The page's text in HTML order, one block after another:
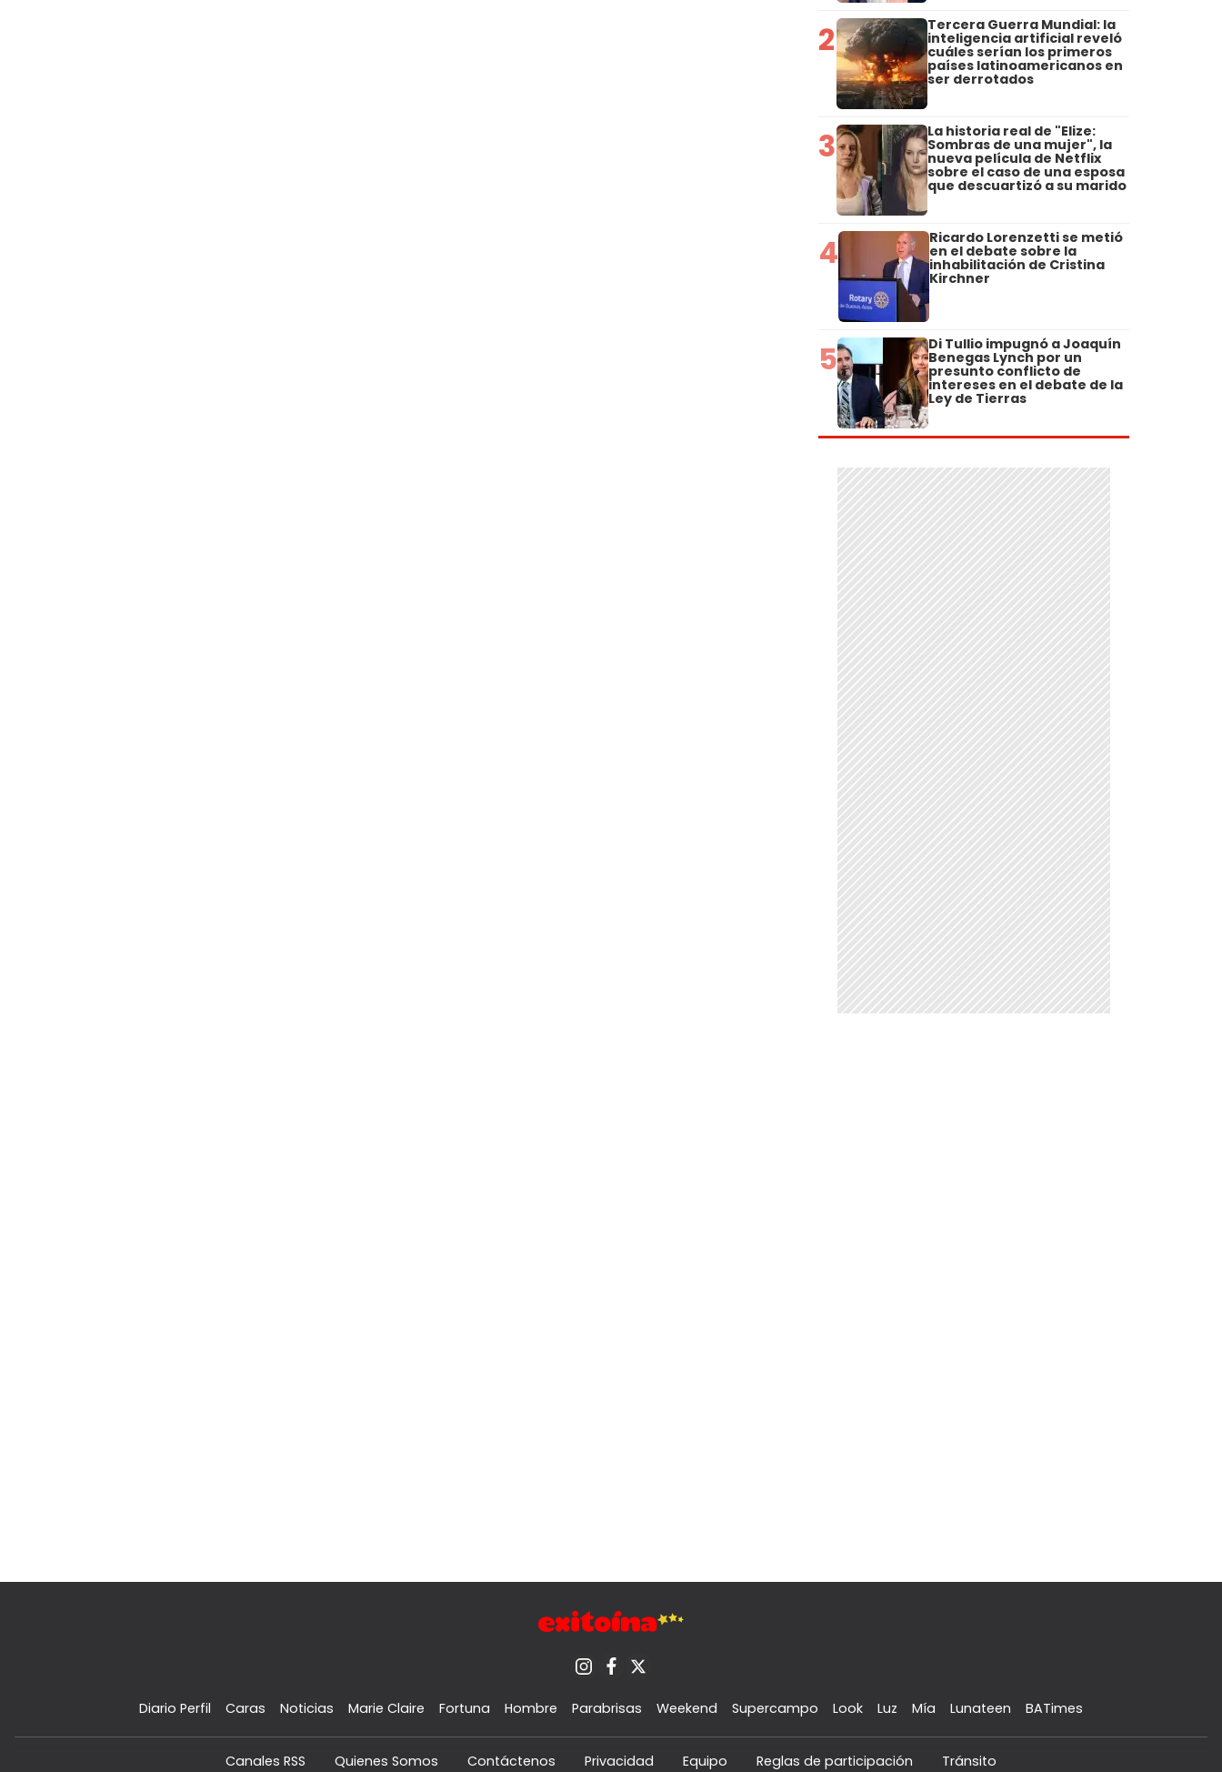
2 Tercera Guerra Mundial: la
inteligencia artificial reveló
cuáles serían los primeros
países latinoamericanos en
ser derrotados
3 La historia real de "Elize:
Sombras de una mujer", la
nueva película de Netflix
sobre el caso de una esposa
que descuartizó a su marido
4 Ricardo Lorenzetti se metió
en el debate sobre la
inhabilitación de Cristina
Kirchner
5 Di Tullio impugnó a Joaquín
Benegas Lynch por un
presunto conflicto de
intereses en el debate de la
Ley de Tierras
Diario Perfil Caras Noticias Marie Claire Fortuna Hombre Parabrisas Weekend Supercampo Look Luz Mía Lunateen BATimes
Canales RSS Quienes Somos Contáctenos Privacidad Equipo Reglas de participación Tránsito